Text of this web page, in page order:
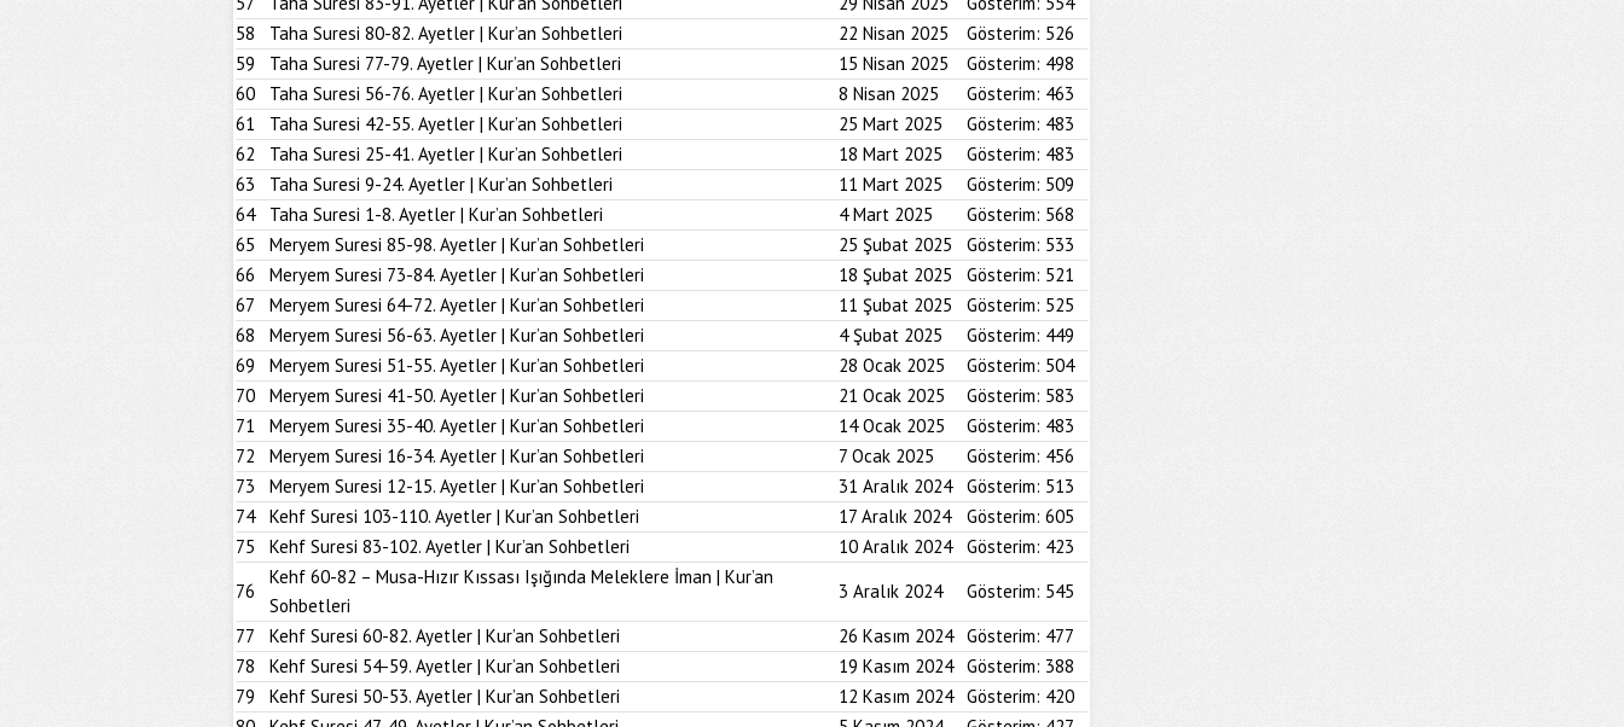
58
Taha Suresi 80-82. Ayetler | Kur’an Sohbetleri 22 Nisan 2025 Gösterim: 526
59
Taha Suresi 77-79. Ayetler | Kur’an Sohbetleri 15 Nisan 2025 Gösterim: 498
60
Taha Suresi 56-76. Ayetler | Kur’an Sohbetleri 8 Nisan 2025 Gösterim: 463
61
Taha Suresi 42-55. Ayetler | Kur’an Sohbetleri 25 Mart 2025 Gösterim: 483
62
Taha Suresi 25-41. Ayetler | Kur’an Sohbetleri 18 Mart 2025 Gösterim: 483
63
Taha Suresi 9-24. Ayetler | Kur’an Sohbetleri 11 Mart 2025 Gösterim: 509
64
Taha Suresi 1-8. Ayetler | Kur’an Sohbetleri 4 Mart 2025 Gösterim: 568
65
Meryem Suresi 85-98. Ayetler | Kur’an Sohbetleri 25 Şubat 2025 Gösterim: 533
66
Meryem Suresi 73-84. Ayetler | Kur’an Sohbetleri 18 Şubat 2025 Gösterim: 521
67
Meryem Suresi 64-72. Ayetler | Kur’an Sohbetleri 11 Şubat 2025 Gösterim: 525
68
Meryem Suresi 56-63. Ayetler | Kur’an Sohbetleri 4 Şubat 2025 Gösterim: 449
69
Meryem Suresi 51-55. Ayetler | Kur’an Sohbetleri 28 Ocak 2025 Gösterim: 504
70
Meryem Suresi 41-50. Ayetler | Kur’an Sohbetleri 21 Ocak 2025 Gösterim: 583
71
Meryem Suresi 35-40. Ayetler | Kur’an Sohbetleri 14 Ocak 2025 Gösterim: 483
72
Meryem Suresi 16-34. Ayetler | Kur’an Sohbetleri 7 Ocak 2025 Gösterim: 456
73
Meryem Suresi 12-15. Ayetler | Kur’an Sohbetleri 31 Aralık 2024 Gösterim: 513
74
Kehf Suresi 103-110. Ayetler | Kur’an Sohbetleri 17 Aralık 2024 Gösterim: 605
75
Kehf Suresi 83-102. Ayetler | Kur’an Sohbetleri 10 Aralık 2024 Gösterim: 423
76
Kehf 60-82 – Musa-Hızır Kıssası Işığında Meleklere İman | Kur’an
Sohbetleri
3 Aralık 2024 Gösterim: 545
77
Kehf Suresi 60-82. Ayetler | Kur’an Sohbetleri 26 Kasım 2024 Gösterim: 477
78
Kehf Suresi 54-59. Ayetler | Kur’an Sohbetleri 19 Kasım 2024 Gösterim: 388
79
Kehf Suresi 50-53. Ayetler | Kur’an Sohbetleri 12 Kasım 2024 Gösterim: 420